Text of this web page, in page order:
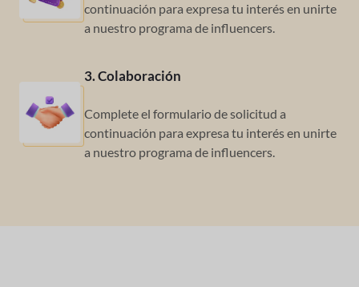
continuación paraexpresa tu interés en unirte
a nuestro programa de influencers.
3. Colaboración
Complete el formulario de solicitud a
continuación paraexpresa tu interés en unirte
a nuestro programa de influencers.